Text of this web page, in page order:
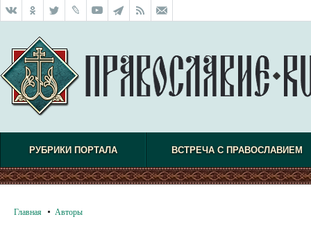
РУБРИКИ ПОРТАЛА ВСТРЕЧА С ПРАВОСЛАВИЕМ
Главная Авторы